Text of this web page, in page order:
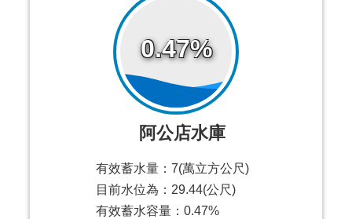
0.47%
阿公店水庫
有效蓄水量：7(萬立方公尺)
目前水位為：29.44(公尺)
有效蓄水容量：0.47%